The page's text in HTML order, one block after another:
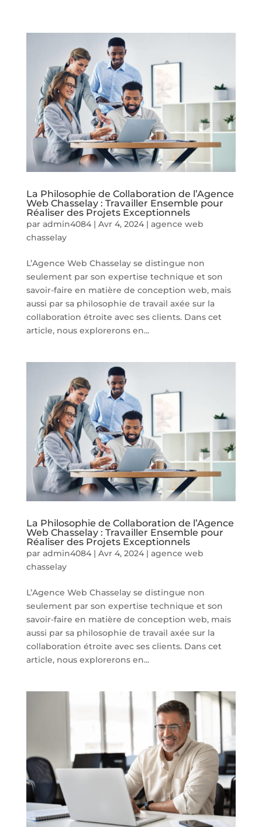
La Philosophie de Collaboration de l’Agence
Web Chasselay : Travailler Ensemble pour
Réaliser des Projets Exceptionnels
par admin4084| Avr 4, 2024| agence web
chasselay
L’Agence Web Chasselay se distingue non
seulement par son expertise technique et son
savoir-faire en matière de conception web, mais
aussi par sa philosophie de travail axée sur la
collaboration étroite avec ses clients. Dans cet
article, nous explorerons en...
La Philosophie de Collaboration de l’Agence
Web Chasselay : Travailler Ensemble pour
Réaliser des Projets Exceptionnels
par admin4084| Avr 4, 2024| agence web
chasselay
L’Agence Web Chasselay se distingue non
seulement par son expertise technique et son
savoir-faire en matière de conception web, mais
aussi par sa philosophie de travail axée sur la
collaboration étroite avec ses clients. Dans cet
article, nous explorerons en...